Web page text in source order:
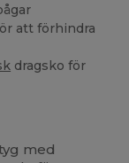
att förhindra
dragsko för
med